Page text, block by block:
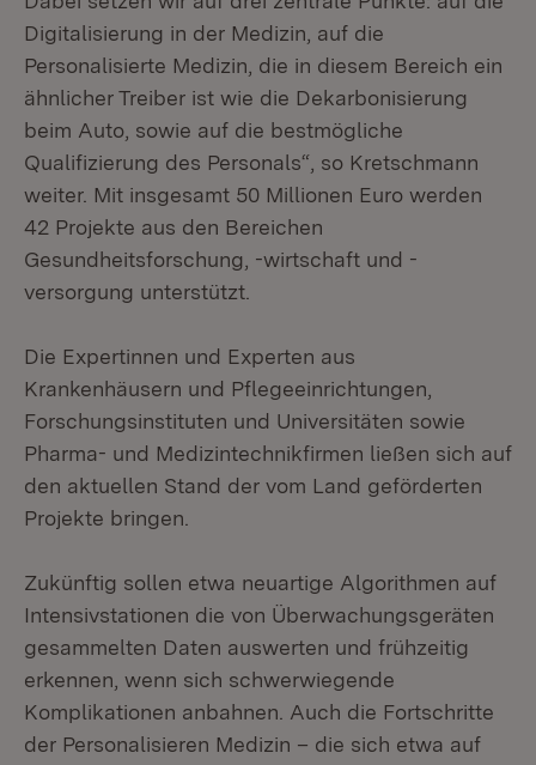
Digitalisierung in der Medizin, auf die
Personalisierte Medizin, die in diesem Bereich ein
ähnlicher Treiber ist wie die Dekarbonisierung
beim Auto, sowie auf die bestmögliche
Qualifizierung des Personals“, so Kretschmann
weiter. Mit insgesamt 50 Millionen Euro werden
42 Projekte aus den Bereichen
Gesundheitsforschung, -wirtschaft und -
versorgung unterstützt.
Die Expertinnen und Experten aus
Krankenhäusern und Pflegeeinrichtungen,
Forschungsinstituten und Universitäten sowie
Pharma- und Medizintechnikfirmen ließen sich auf
den aktuellen Stand der vom Land geförderten
Projekte bringen.
Zukünftig sollen etwa neuartige Algorithmen auf
Intensivstationen die von Überwachungsgeräten
gesammelten Daten auswerten und frühzeitig
erkennen, wenn sich schwerwiegende
Komplikationen anbahnen. Auch die Fortschritte
der Personalisieren Medizin – die sich etwa auf